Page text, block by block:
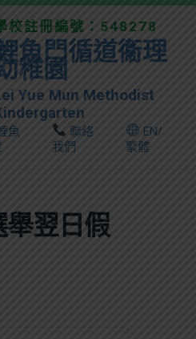
校註冊編號：548278
魚門循道衞理
稚園
Yue Mun Methodist
魚
聯絡
我們
EN/
繁體
翌日假